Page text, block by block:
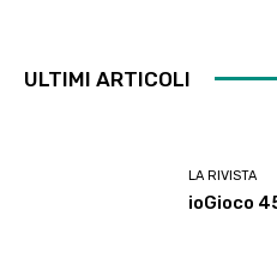
ULTIMI ARTICOLI
LA RIVISTA
ioGioco